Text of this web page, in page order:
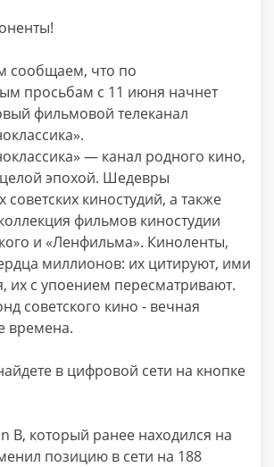
сообщаем, что по
просьбам с 11 июня начнет
фильмовой телеканал
— канал родного кино,
целой эпохой. Шедевры
киностудий, а также
фильмов киностудии
и «Ленфильма». Киноленты,
миллионов: их цитируют, ими
их с упоением пересматривают.
советского кино - вечная
времена.
в цифровой сети на кнопке
B, который ранее находился на
позицию в сети на 188